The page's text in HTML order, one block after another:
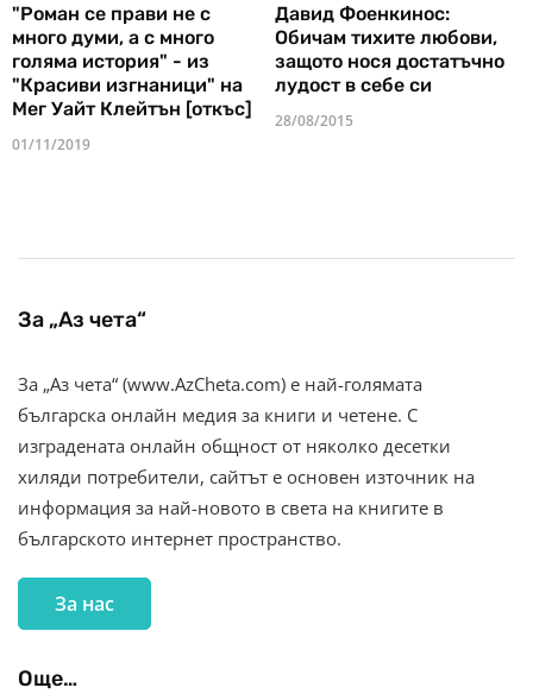
"Роман се прави не с
много думи, а с много
голяма история" - из
"Красиви изгнаници" на
Мег Уайт Клейтън [откъс]
01/11/2019
Давид Фоенкинос:
Обичам тихите любови,
защото нося достатъчно
лудост в себе си
28/08/2015
За „Аз чета“
За „Аз чета“ (www.AzCheta.com) е най-голямата
българска онлайн медия за книги и четене. С
изградената онлайн общност от няколко десетки
хиляди потребители, сайтът е основен източник на
информация за най-новото в света на книгите в
българското интернет пространство.
За нас
Още…